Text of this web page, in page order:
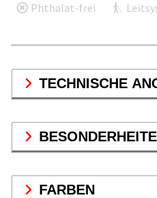
Phthalat-frei
TECHNISCHE
FARBEN